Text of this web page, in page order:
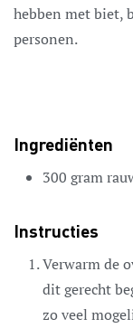
hebben met biet,
personen.
Ingrediënten
300 gram
Instructies
Verwarm de
dit gerecht
zo veel